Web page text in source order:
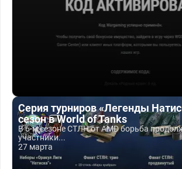
Серия турниров «Легенды
сезон в World of Tanks
В 6-м сезоне СТЛН от AMD борьба
участники...
27 марта